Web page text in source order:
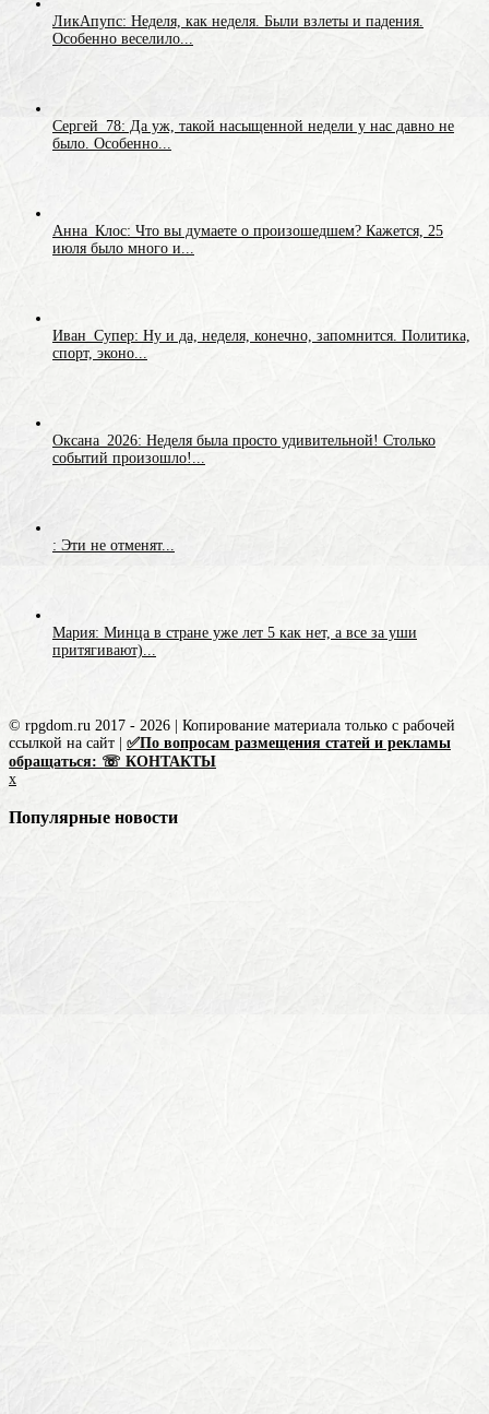
ЛикАпупс: Неделя, как неделя. Были взлеты и падения.
Особенно веселило...
Сергей_78: Да уж, такой насыщенной недели у нас давно не
было. Особенно...
Анна_Клос: Что вы думаете о произошедшем? Кажется, 25
июля было много и...
Иван_Супер: Ну и да, неделя, конечно, запомнится. Политика,
спорт, эконо...
Оксана_2026: Неделя была просто удивительной! Столько
событий произошло!...
: Эти не отменят...
Мария: Минца в стране уже лет 5 как нет, а все за уши
притягивают)...
© rpgdom.ru 2017 - 2026 | Копирование материала только с рабочей
ссылкой на сайт | ✅По вопросам размещения статей и рекламы
обращаться: ☏ КОНТАКТЫ
x
Популярные новости